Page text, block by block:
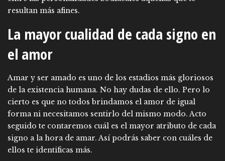
resultan más afines.
La mayor cualidad de cada signo en
el amor
Amar y ser amado es uno de los estadios más gloriosos
de la existencia humana. No hay dudas de ello. Pero lo
cierto es que no todos brindamos el amor de igual
forma ni necesitamos sentirlo del mismo modo. Acto
seguido te contaremos cuál es el mayor atributo de cada
signo a la hora de amar. Así podrás saber con cuáles de
ellos te identificas más.